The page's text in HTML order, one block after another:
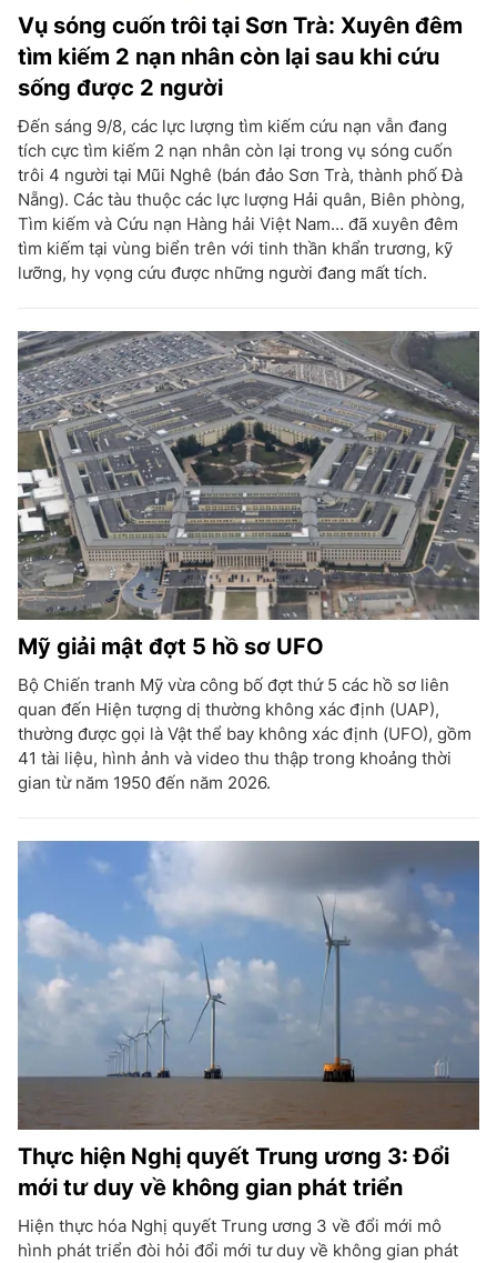
Vụ sóng cuốn trôi tại Sơn Trà: Xuyên đêm
tìm kiếm 2 nạn nhân còn lại sau khi cứu
sống được 2 người
Đến sáng 9/8, các lực lượng tìm kiếm cứu nạn vẫn đang
tích cực tìm kiếm 2 nạn nhân còn lại trong vụ sóng cuốn
trôi 4 người tại Mũi Nghê (bán đảo Sơn Trà, thành phố Đà
Nẵng). Các tàu thuộc các lực lượng Hải quân, Biên phòng,
Tìm kiếm và Cứu nạn Hàng hải Việt Nam… đã xuyên đêm
tìm kiếm tại vùng biển trên với tinh thần khẩn trương, kỹ
lưỡng, hy vọng cứu được những người đang mất tích.
Mỹ giải mật đợt 5 hồ sơ UFO
Bộ Chiến tranh Mỹ vừa công bố đợt thứ 5 các hồ sơ liên
quan đến Hiện tượng dị thường không xác định (UAP),
thường được gọi là Vật thể bay không xác định (UFO), gồm
41 tài liệu, hình ảnh và video thu thập trong khoảng thời
gian từ năm 1950 đến năm 2026.
Thực hiện Nghị quyết Trung ương 3: Đổi
mới tư duy về không gian phát triển
Hiện thực hóa Nghị quyết Trung ương 3 về đổi mới mô
hình phát triển đòi hỏi đổi mới tư duy về không gian phát